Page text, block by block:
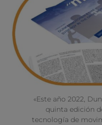
«Este año 2022,
quinta edición
tecnología de